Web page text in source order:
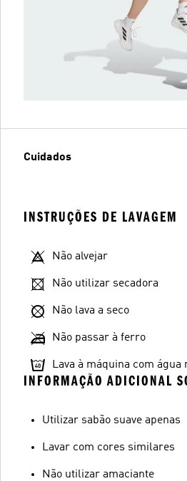
Cuidados
INSTRUÇÕES DE LAVAGEM
Não alvejar
Não utilizar secadora
Não lava a seco
Não passar à ferro
Lava à máquina com água
INFORMAÇÃO ADICIONAL
Utilizar sabão suave apenas
Lavar com cores similares
Não utilizar amaciante